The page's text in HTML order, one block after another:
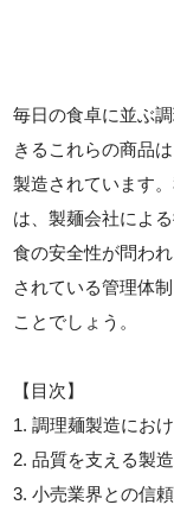
毎日の食卓に並ぶ
きるこれらの商品
製造されています
は、製麺会社によ
食の安全性が問わ
されている管理体
ことでしょう。
【目次】
1. 調理麺製造にお
2. 品質を支える製
3. 小売業界との信